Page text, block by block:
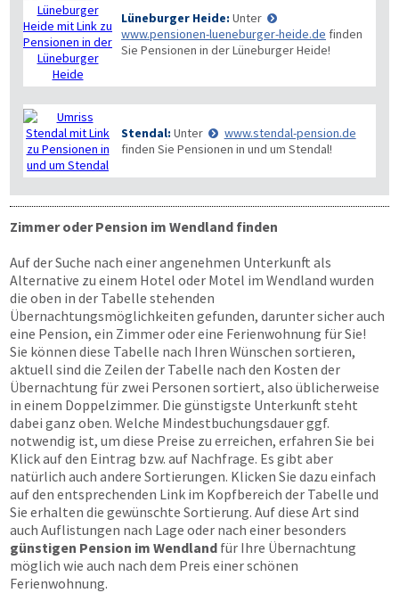
Lüneburger Heide: Unter
www.pensionen-lueneburger-heide.de finden
Sie Pensionen in der Lüneburger Heide!
Stendal: Unter
www.stendal-pension.de
finden Sie Pensionen in und um Stendal!
Zimmer oder Pension im Wendland finden
Auf der Suche nach einer angenehmen Unterkunft als
Alternative zu einem Hotel oder Motel im Wendland wurden
die oben in der Tabelle stehenden
Übernachtungsmöglichkeiten gefunden, darunter sicher auch
eine Pension, ein Zimmer oder eine Ferienwohnung für Sie!
Sie können diese Tabelle nach Ihren Wünschen sortieren,
aktuell sind die Zeilen der Tabelle nach den Kosten der
Übernachtung für zwei Personen sortiert, also üblicherweise
in einem Doppelzimmer. Die günstigste Unterkunft steht
dabei ganz oben. Welche Mindestbuchungsdauer ggf.
notwendig ist, um diese Preise zu erreichen, erfahren Sie bei
Klick auf den Eintrag bzw. auf Nachfrage. Es gibt aber
natürlich auch andere Sortierungen. Klicken Sie dazu einfach
auf den entsprechenden Link im Kopfbereich der Tabelle und
Sie erhalten die gewünschte Sortierung. Auf diese Art sind
auch Auflistungen nach Lage oder nach einer besonders
günstigen Pension im Wendland für Ihre Übernachtung
möglich wie auch nach dem Preis einer schönen
Ferienwohnung.